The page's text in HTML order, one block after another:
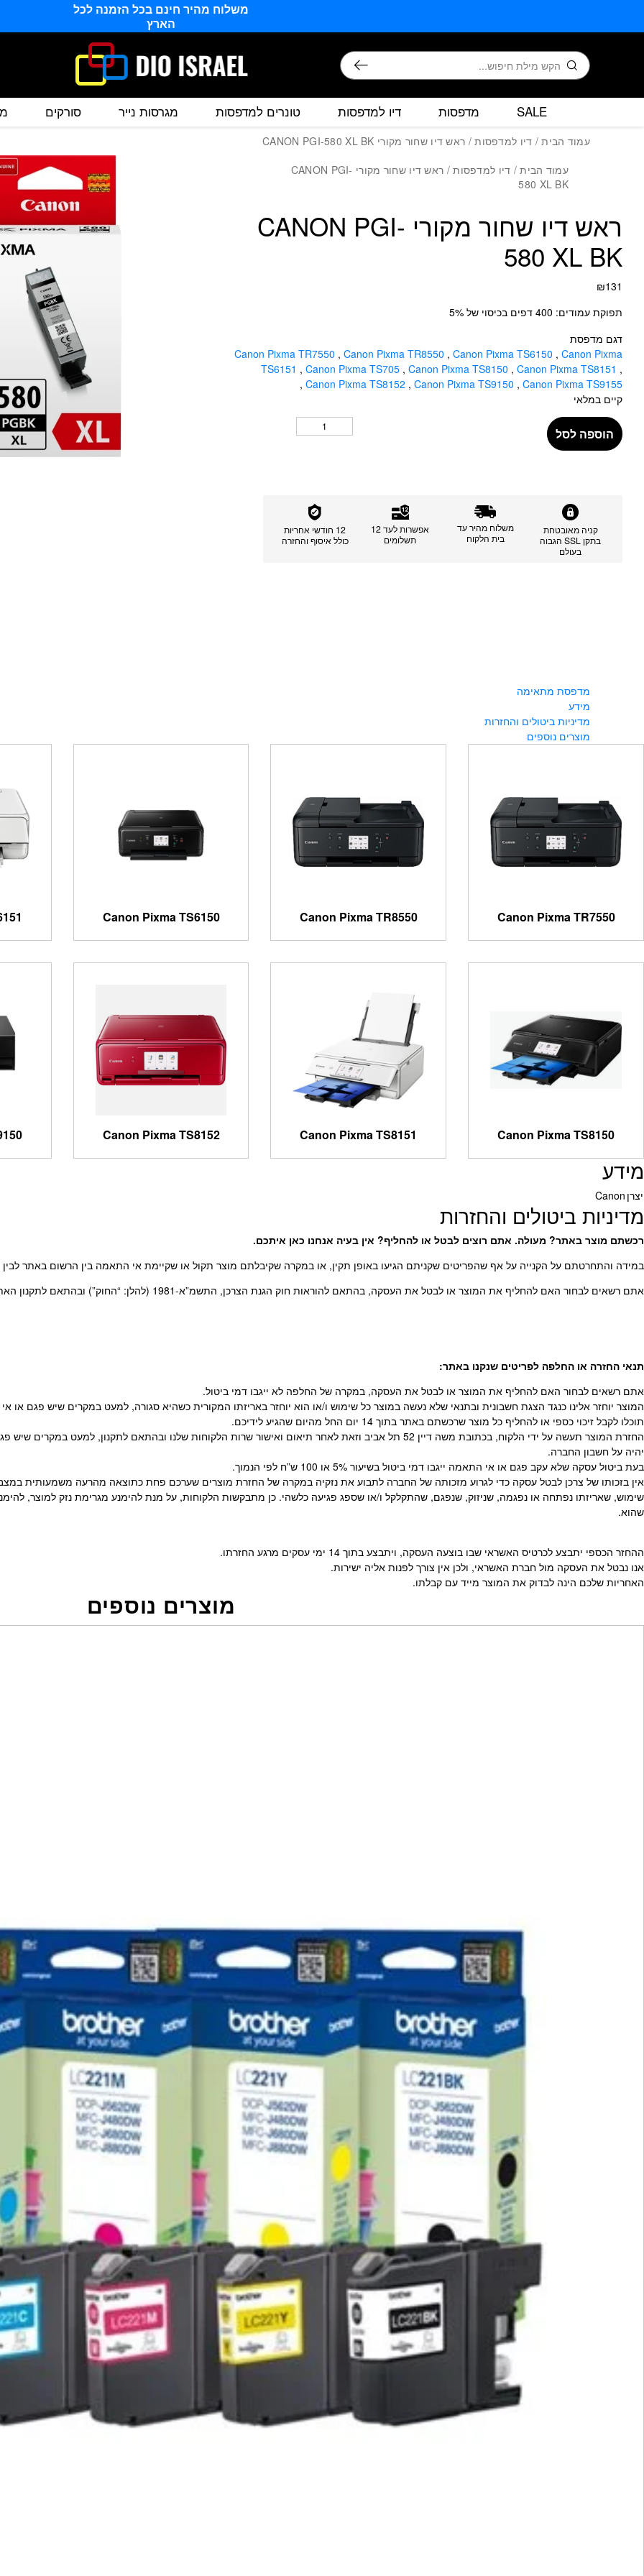
משלוח מהיר חינם בכל הזמנה לכל
הארץ
חיפוש
SALE מדפסות דיו למדפסות טונרים למדפסות מגרסות נייר סורקים
עמוד הבית/ דיו למדפסות/ ראש דיו שחור מקורי CANON PGI-580 XL BK
עמוד הבית/ דיו למדפסות
/ ראש דיו שחור מקורי CANON PGI-
580 XL BK
ראש דיו שחור מקורי CANON PGI-
580 XL BK
₪131
תפוקת עמודים: 400 דפים בכיסוי של 5%
דגם מדפסת
Canon Pixma TR7550 , Canon Pixma TR8550 , Canon Pixma TS6150 , Canon Pixma
TS6151 , Canon Pixma TS705 , Canon Pixma TS8150 , Canon Pixma TS8151 ,
Canon Pixma TS8152 , Canon Pixma TS9150 , Canon Pixma TS9155
,
קיים במלאי
כמות ראש דיו שחור מקורי CANON PGI-580 XL BK
הוספה לסל
קניה מאובטחת
בתקן SSL הגבוה
בעולם
משלוח מהיר עד
בית הלקוח
אפשרות לעד 12
תשלומים
12 חודשי אחריות
כולל איסוף והחזרה
מדפסת מתאימה
מידע
מדיניות ביטולים והחזרות
מוצרים נוספים
Canon Pixma TR7550
Canon Pixma TR8550
Canon Pixma TS6150
Canon Pixma TS8150
Canon Pixma TS8151
Canon Pixma TS8152
מידע
יצרן Canon
מדיניות ביטולים והחזרות
רכשתם מוצר באתר? מעולה. אתם רוצים לבטל או להחליף? אין בעיה אנחנו כאן איתכם.
במידה והתחרטתם על הקנייה על אף שהפריטים שקניתם הגיעו באופן תקין, או במקרה שקיבלתם מוצר תקול או שקיימת אי התאמה בין הרשום באתר לבין
אתם רשאים לבחור האם להחליף את המוצר או לבטל את העסקה, בהתאם להוראות חוק הגנת הצרכן, התשמ”א-1981 (להלן: “החוק”) ובהתאם לתקנון האתר.
תנאי החזרה או החלפה לפריטים שנקנו באתר:
אתם רשאים לבחור האם להחליף את המוצר או לבטל את העסקה, במקרה של החלפה לא ייגבו דמי ביטול.
המוצר יוחזר אלינו כנגד הצגת חשבונית ובתנאי שלא נעשה במוצר כל שימוש ו/או הוא יוחזר באריזתו המקורית כשהיא סגורה, למעט במקרים שיש פגם
תוכלו לקבל זיכוי כספי או להחליף כל מוצר שרכשתם באתר בתוך 14 יום החל מהיום שהגיע לידיכם.
החזרת המוצר תעשה על ידי הלקוח, בכתובת משה דיין 52 תל אביב וזאת לאחר תיאום ואישור שרות הלקוחות שלנו
יהיה על חשבון החברה.
בעת ביטול עסקה שלא עקב פגם או אי התאמה ייגבו דמי ביטול בשיעור 5% או 100 ש”ח לפי הנמוך.
אין בזכותו של צרכן לבטל עסקה כדי לגרוע מזכותה של החברה לתבוע את נזקיה במקרה של החזרת מוצרים שערכם פחת כתוצאה מהרעה משמעותית
שימוש, שאריזתו נפתחה או נפגמה, שניזוק, שנפגם, שהתקלקל ו/או שספג פגיעה כלשהי. כן מתבקשות הלקוחות, על מנת להימנע מגרימת נזק למוצר,
שהוא.
ההחזר הכספי יתבצע לכרטיס האשראי שבו בוצעה העסקה, ויתבצע בתוך 14 ימי עסקים מרגע החזרתו.
אנו נבטל את העסקה מול חברת האשראי, ולכן אין צורך לפנות אליה ישירות.
האחריות שלכם הינה לבדוק את המוצר מייד עם קבלתו.
מוצרים נוספים